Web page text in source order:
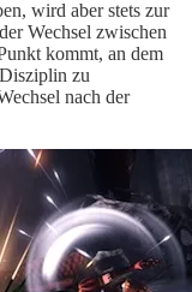
wird aber stets zur
Wechsel zwischen
kommt, an dem
zu
nach der